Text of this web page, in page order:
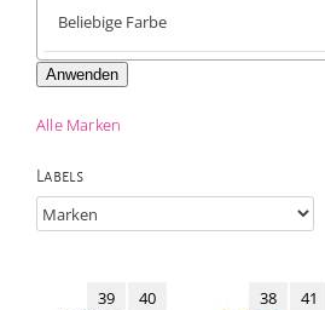
39 40 38 41
Anwenden
Alle Marken
Labels